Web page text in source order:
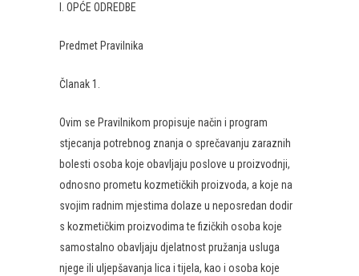
I. OPĆE ODREDBE
Predmet Pravilnika
Članak 1.
Ovim se Pravilnikom propisuje način i program
stjecanja potrebnog znanja o sprečavanju zaraznih
bolesti osoba koje obavljaju poslove u proizvodnji,
odnosno prometu kozmetičkih proizvoda, a koje na
svojim radnim mjestima dolaze u neposredan dodir
s kozmetičkim proizvodima te fizičkih osoba koje
samostalno obavljaju djelatnost pružanja usluga
njege ili uljepšavanja lica i tijela, kao i osoba koje